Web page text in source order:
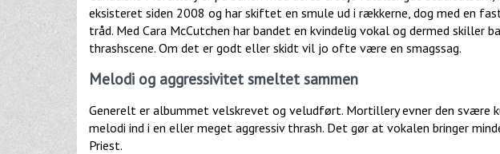
eksisteret siden 2008 og har skiftet en smule ud i rækkerne, dog med en
tråd. Med Cara McCutchen har bandet en kvindelig vokal og dermed skiller
thrashscene. Om det er godt eller skidt vil jo ofte være en smagssag.
Melodi og aggressivitet smeltet sammen
Generelt er albummet velskrevet og veludført. Mortillery evner den svære
melodi ind i en eller meget aggressiv thrash. Det gør at vokalen bringer
Priest.